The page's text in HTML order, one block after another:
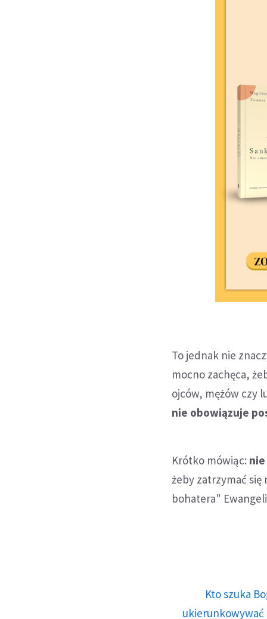
To jednak nie
mocno zachęca,
ojców, mężów czy
nie obowiązuje
Krótko mówiąc:
żeby zatrzymać
bohatera"
Kto szuka
ukierunkowywać